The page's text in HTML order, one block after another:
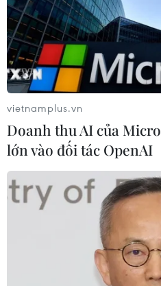
vietnamplus.vn
Doanh thu AI của
lớn vào đối tác OpenAI